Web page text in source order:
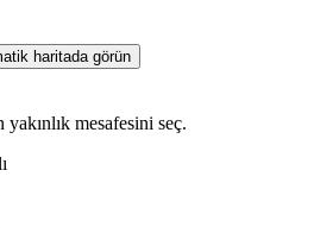
haritada görün
mesafesini seç.